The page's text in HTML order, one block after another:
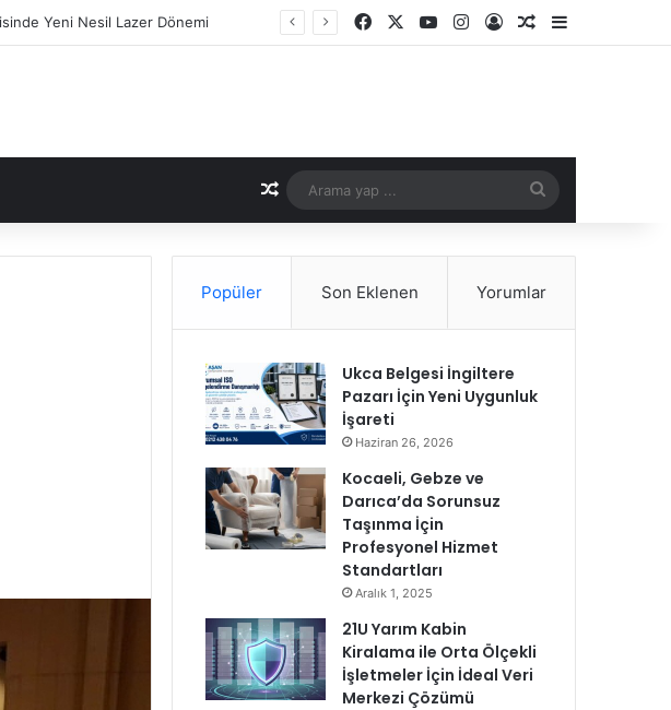
Facebook YouTubeInstagramKayıt OlRastgele Makale
Rastgele Makale
yap
Popüler Son Eklenen Yorumlar
Ukca Belgesi İngiltere
Pazarı İçin Yeni Uygunluk
İşareti
Haziran 26, 2026
Kocaeli, Gebze ve
Darıca’da Sorunsuz
Taşınma İçin
Profesyonel Hizmet
Standartları
Aralık 1, 2025
21U Yarım Kabin
Kiralama ile Orta Ölçekli
İşletmeler İçin İdeal Veri
Merkezi Çözümü